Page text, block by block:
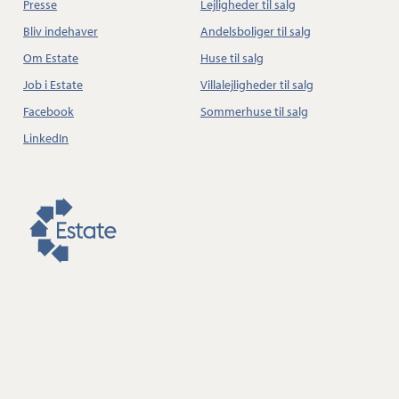
Presse
Bliv indehaver
Om Estate
Job i Estate
Facebook
LinkedIn
Lejligheder til salg
Andelsboliger til salg
Huse til salg
Villalejligheder til salg
Sommerhuse til salg